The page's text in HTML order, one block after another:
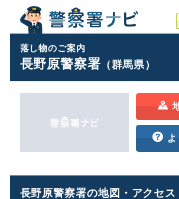
落し物のご案内
長野原警察署（群馬県）
長野原警察署の地図・アクセス